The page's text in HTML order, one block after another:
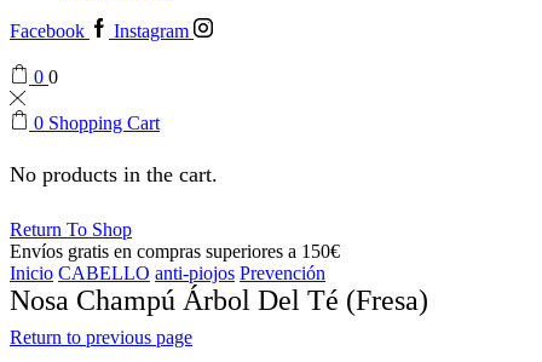
Facebook Instagram
0 0
0 Shopping Cart
No products in the cart.
Return To Shop
Envíos gratis en compras superiores a 150€
Inicio CABELLO anti-piojos Prevención
Nosa Champú Árbol Del Té (Fresa)
Return to previous page